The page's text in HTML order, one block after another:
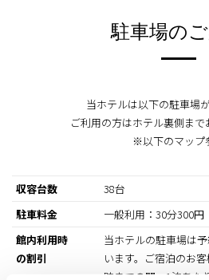
駐車場の
当ホテルは以下の駐車場
ご利用の方はホテル裏側まで
※以下のマップ
収容台数
38台
駐車料金
一般利用：30分300円
館内利用時
の割引
当ホテルの駐車場は
います。ご宿泊のお
時までの間、1泊あた